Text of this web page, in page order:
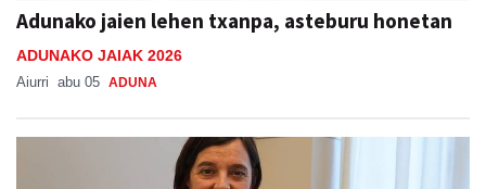
Adunako jaien lehen txanpa, asteburu honetan
ADUNAKO JAIAK 2026
Aiurri abu 05 ADUNA